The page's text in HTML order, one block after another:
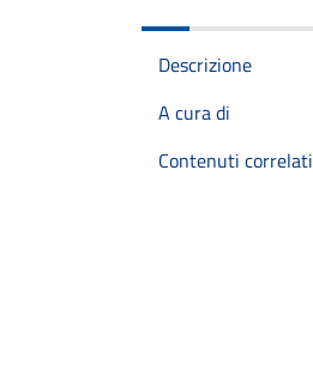
Descrizione
A cura di
Contenuti correlati